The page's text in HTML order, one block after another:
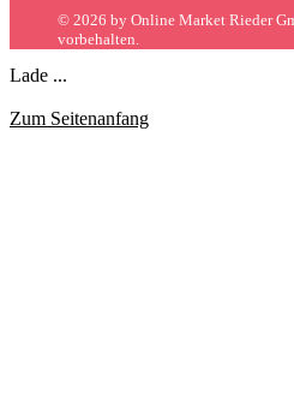
© 2026 by Online Market Rieder
vorbehalten.
Lade ...
Zum Seitenanfang